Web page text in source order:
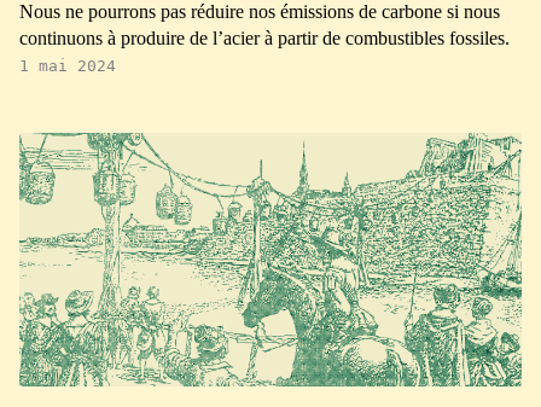
Nous ne pourrons pas réduire nos émissions de carbone si nous
continuons à produire de l’acier à partir de combustibles fossiles.
1 mai 2024